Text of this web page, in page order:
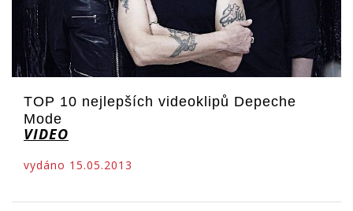
TOP 10 nejlepších videoklipů Depeche
Mode
VIDEO
vydáno 15.05.2013